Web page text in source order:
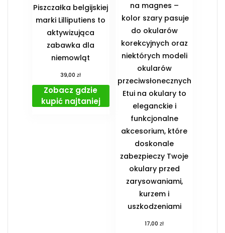
Piszczałka belgijskiej
marki Lilliputiens to
aktywizująca
zabawka dla
niemowląt
39,00zł
Zobacz gdzie
kupić najtaniej
na magnes –
kolor szary pasuje
do okularów
korekcyjnych oraz
niektórych modeli
okularów
przeciwsłonecznych
Etui na okulary to
eleganckie i
funkcjonalne
akcesorium, które
doskonale
zabezpieczy Twoje
okulary przed
zarysowaniami,
kurzem i
uszkodzeniami
17,00zł